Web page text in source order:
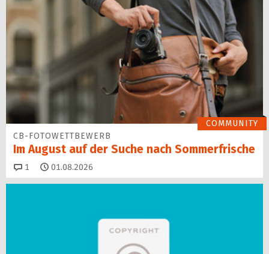
COMMUNITY
CB-FOTOWETTBEWERB
Im August auf der Suche nach Sommerfrische
1 Kommentare
01.08.2026